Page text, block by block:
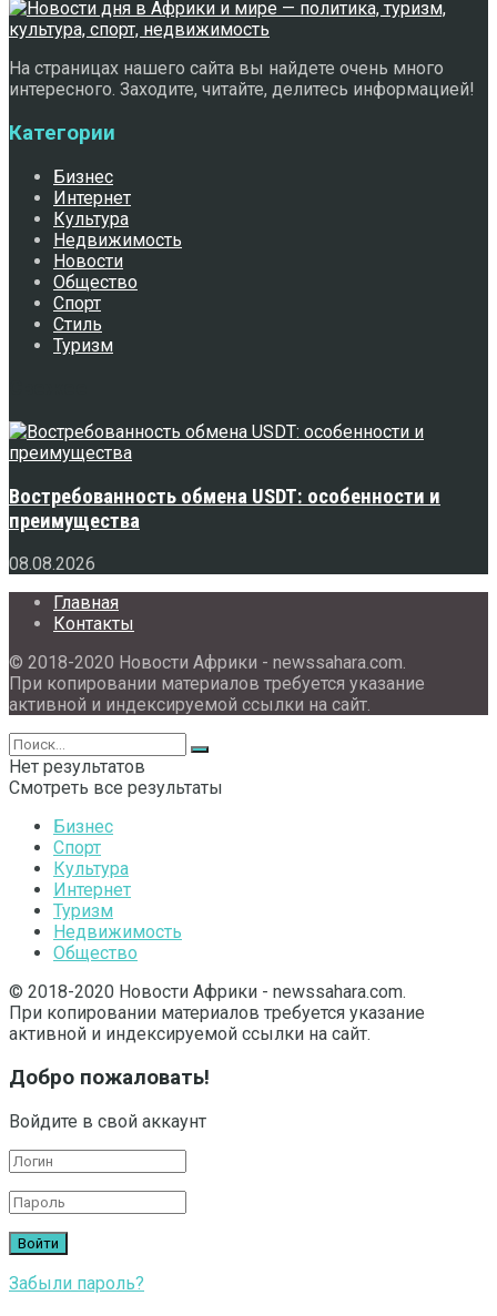
На страницах нашего сайта вы найдете очень много
интересного. Заходите, читайте, делитесь информацией!
Категории
Бизнес
Интернет
Культура
Недвижимость
Новости
Общество
Спорт
Стиль
Туризм
Востребованность обмена USDT: особенности и
преимущества
08.08.2026
Главная
Контакты
© 2018-2020 Новости Африки - newssahara.com.
При копировании материалов требуется указание
активной и индексируемой ссылки на сайт.
Нет результатов
Смотреть все результаты
Бизнес
Спорт
Культура
Интернет
Туризм
Недвижимость
Общество
© 2018-2020 Новости Африки - newssahara.com.
При копировании материалов требуется указание
активной и индексируемой ссылки на сайт.
Добро пожаловать!
Войдите в свой аккаунт
Забыли пароль?